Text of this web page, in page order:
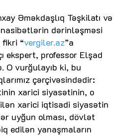
Əməkdaşlıq Təşkilatı və
dərinləşməsi
fikri “vergiler.az”a
ekspert, professor Elşad
O vurğulayıb ki, bu
çərçivəsindədir:
xarici siyasətinin, o
xarici iqtisadi siyasətin
uyğun olması, dövlət
edilən yanaşmaların